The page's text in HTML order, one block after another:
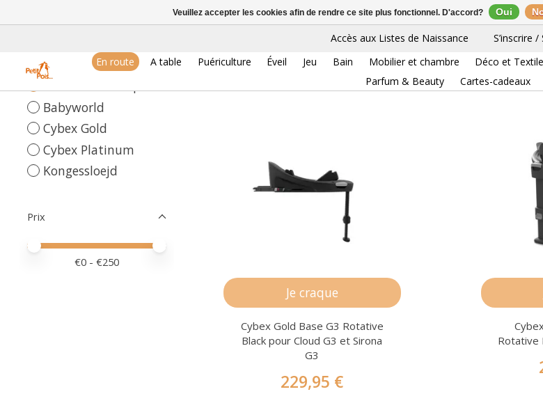
Accès aux Listes de Naissance S’inscrire
En route
A table Puériculture Éveil Jeu Bain Mobilier et chambre Déco et Textile
Parfum & Beauty
Cartes-cadeaux
Babyworld
Cybex Gold
Cybex Platinum
Kongessloejd
Prix
Prix minimum
Price maximum value
€0- €250
Je craque
Cybex Gold Base G3 Rotative
Black pour Cloud G3 et Sirona
G3
229,95 €
Rotative
Veuillez accepter les cookies afin de rendre ce site plus fonctionnel. D'accord? Oui